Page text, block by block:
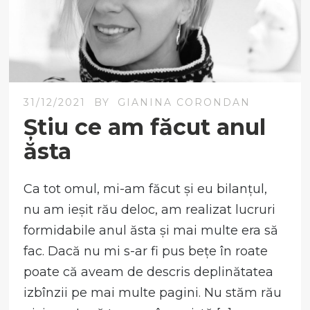
31/12/2021 BY GIANINA CORONDAN
Știu ce am făcut anul
ăsta
Ca tot omul, mi-am făcut și eu bilanțul,
nu am ieșit rău deloc, am realizat lucruri
formidabile anul ăsta și mai multe era să
fac. Dacă nu mi s-ar fi pus bețe în roate
poate că aveam de descris deplinătatea
izbînzii pe mai multe pagini. Nu stăm rău